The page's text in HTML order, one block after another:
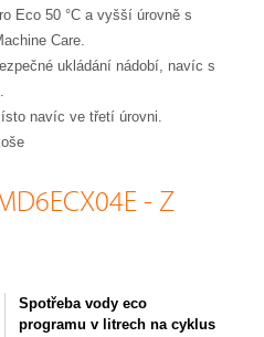
Eco 50 °C a vyšší úrovně s
Care.
ukládání nádobí, navíc s
navíc ve třetí úrovni.
- Z
Spotřeba vody eco
programu v litrech na cyklus